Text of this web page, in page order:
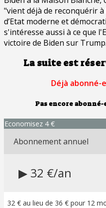
"vient déjà de reconquérir
d’Etat moderne et
s'intéresse aussi à ce que
victoire de Biden sur
La suite est
Déjà abonné-
Pas encore
Economisez 4 €
Abonnement annuel
▶ 32 €/an
32 € au lieu de 36 € pour 12